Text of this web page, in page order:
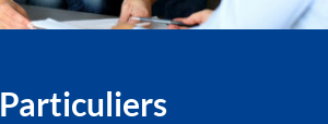
Particuliers